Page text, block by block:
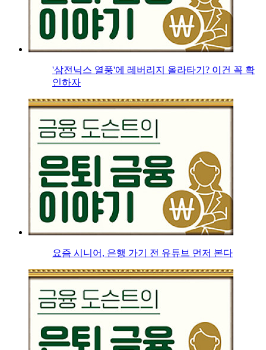
'삼전닉스 열풍'에 레버리지 올라타기? 이건 꼭 확
인하자
요즘 시니어, 은행 가기 전 유튜브 먼저 본다